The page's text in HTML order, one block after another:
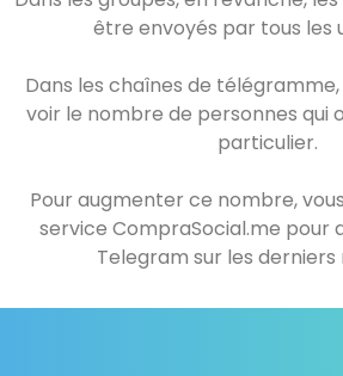
être envoyés par tous les
Dans les chaînes de
voir le nombre de personnes qui
particulier.
Pour augmenter ce nombre,
service CompraSocial.me pour
Telegram sur les derniers